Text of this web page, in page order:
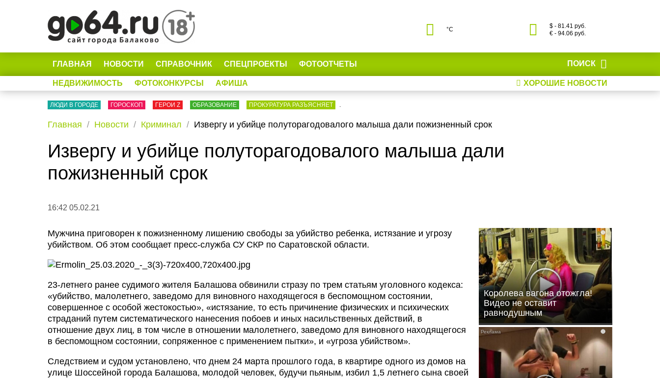
°С
$ - 81.41 руб.
€ - 94.06 руб.
ПОИСК
ГЛАВНАЯ НОВОСТИ СПРАВОЧНИК СПЕЦПРОЕКТЫ ФОТООТЧЕТЫ
ХОРОШИЕ НОВОСТИ
НЕДВИЖИМОСТЬ ФОТОКОНКУРСЫ АФИША
ЛЮДИ В ГОРОДЕ ГОРОСКОП ГЕРОИ Z ОБРАЗОВАНИЕ ПРОКУРАТУРА РАЗЪЯСНЯЕТ .
Главная Новости Криминал Извергу и убийце полуторагодовалого малыша дали пожизненный срок
Извергу и убийце полуторагодовалого малыша дали
пожизненный срок
16:42 05.02.21
Мужчина приговорен к пожизненному лишению свободы за убийство ребенка, истязание и угрозу
убийством. Об этом сообщает пресс-служба СУ СКР по Саратовской области.
23-летнего ранее судимого жителя Балашова обвинили стразу по трем статьям уголовного кодекса:
«убийство, малолетнего, заведомо для виновного находящегося в беспомощном состоянии,
совершенное с особой жестокостью», «истязание, то есть причинение физических и психических
страданий путем систематического нанесения побоев и иных насильственных действий, в
отношение двух лиц, в том числе в отношении малолетнего, заведомо для виновного находящегося
в беспомощном состоянии, сопряженное с применением пытки», и «угроза убийством».
Следствием и судом установлено, что днем 24 марта прошлого года, в квартире одного из домов на
улице Шоссейной города Балашова, молодой человек, будучи пьяным, избил 1,5 летнего сына своей
i
Королева вагона отожгла!
Видео не оставит
равнодушным
i